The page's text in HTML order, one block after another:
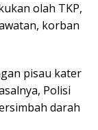
olah TKP,
korban
pisau kater
Polisi
darah